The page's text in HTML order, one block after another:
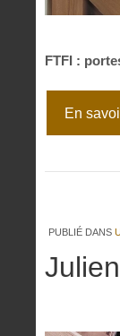
FTFI :
En
PUBLIÉ DANS